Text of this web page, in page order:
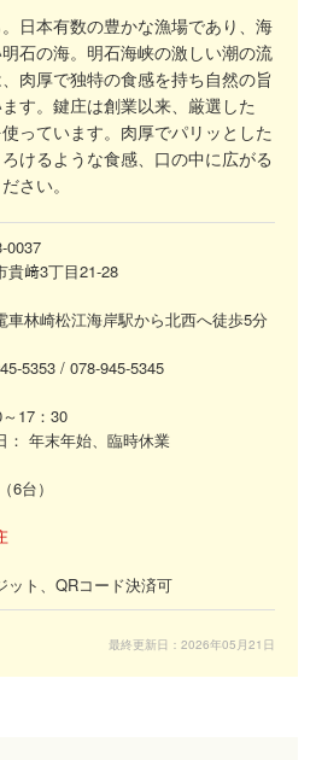
日本有数の豊かな漁場であり、海
石の海。明石海峡の激しい潮の流
肉厚で独特の食感を持ち自然の旨
す。鍵庄は創業以来、厳選した
っています。肉厚でパリッとした
けるような食感、口の中に広がる
さい。
0037
貴﨑3丁目21-28
車林崎松江海岸駅から北西へ徒歩5分
5353 / 078-945-5345
17：30
： 年末年始、臨時休業
6台）
ット、QRコード決済可
最終更新日：2026年05月21日